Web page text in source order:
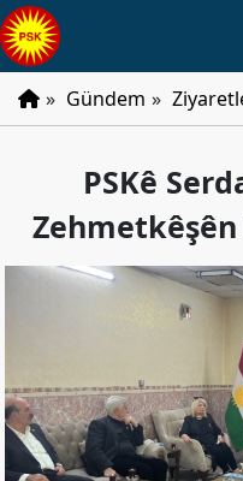
Tarihçe
Parti
Başkan
Başkan
» Gündem »
PSKê